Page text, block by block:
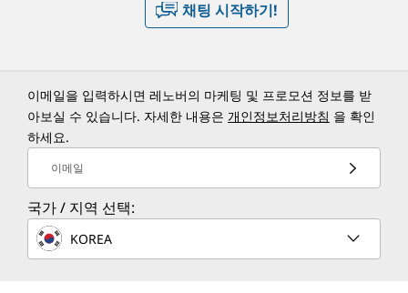
채팅 시작하기!
이메일을 입력하시면 레노버의 마케팅 및 프로모션 정보를 받
아보실 수 있습니다. 자세한 내용은 개인정보처리방침 을 확인
하세요.
이메일
국가 / 지역 선택:
KOREA